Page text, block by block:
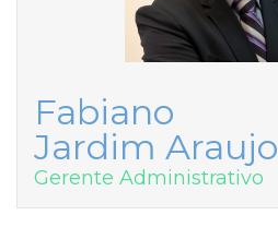
Fabiano
Jardim Araujo
Gerente Administrativo